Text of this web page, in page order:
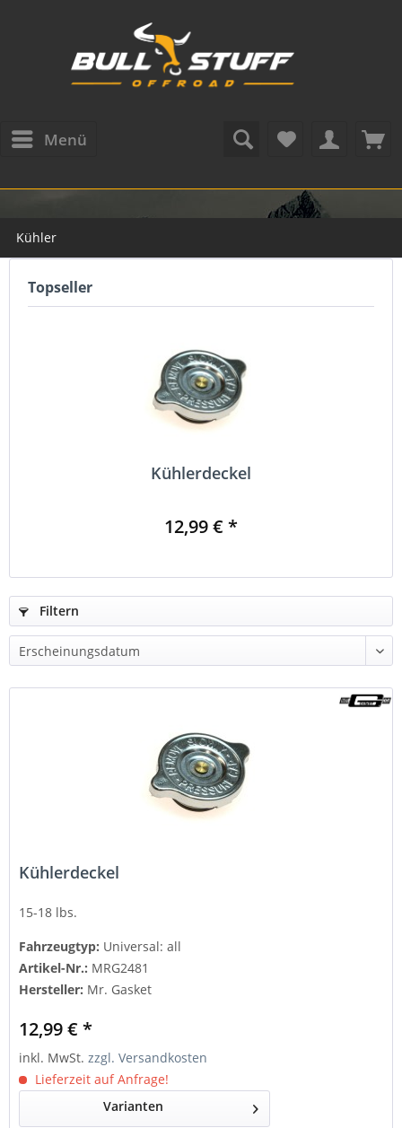
Menü
Kühler
Topseller
Kühlerdeckel
12,99 € *
Filtern
Kühlerdeckel
15-18 lbs.
Fahrzeugtyp: Universal: all
Artikel-Nr.: MRG2481
Hersteller: Mr. Gasket
12,99 € *
inkl. MwSt.zzgl. Versandkosten
Lieferzeit auf Anfrage!
Varianten